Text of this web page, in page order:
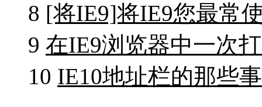
8 [将IE9]将IE9您最常
9 在IE9浏览器中一次
10 IE10地址栏的那些